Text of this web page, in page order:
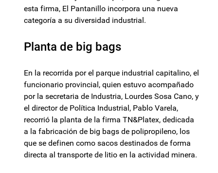
esta firma, El Pantanillo incorpora una nueva
categoría a su diversidad industrial.
Planta de big bags
En la recorrida por el parque industrial capitalino, el
funcionario provincial, quien estuvo acompañado
por la secretaria de Industria, Lourdes Sosa Cano, y
el director de Política Industrial, Pablo Varela,
recorrió la planta de la firma TN&Platex, dedicada
a la fabricación de big bags de polipropileno, los
que se definen como sacos destinados de forma
directa al transporte de litio en la actividad minera.